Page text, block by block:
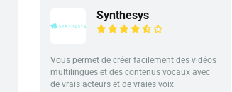
Synthesys
Vous permet de créer facilement des vidéos
multilingues et des contenus vocaux avec
de vrais acteurs et de vraies voix